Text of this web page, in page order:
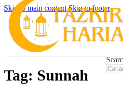
Skip to main content Skip to footer
Tag: Sunnah